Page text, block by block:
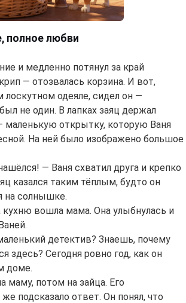
полное любви
и медленно потянул за край
— отозвалась корзина. И вот,
лоскутном одеяле, сидел он —
не один. В лапках заяц держал
маленькую открытку, которую Ваня
На ней было изображено большое
— Ваня схватил друга и крепко
казался таким тёплым, будто он
на солнышке.
вошла мама. Она улыбнулась и
детектив? Знаешь, почему
здесь? Сегодня ровно год, как он
доме.
маму, потом на зайца. Его
подсказало ответ. Он понял, что